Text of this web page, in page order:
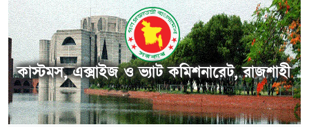
কাস্টমস, এক্সাইজ ও ভ্যাট কমিশনারেট, রাজশাহী